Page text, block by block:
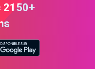
2150+